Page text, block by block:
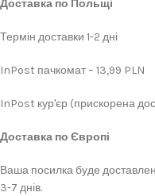
Доставка по Польщі
Термін доставки 1-2 дні
InPost пачкомат – 13,99 PLN
InPost кур'єр (прискорена
Доставка по Європі
Ваша посилка буде
3-7 днів.